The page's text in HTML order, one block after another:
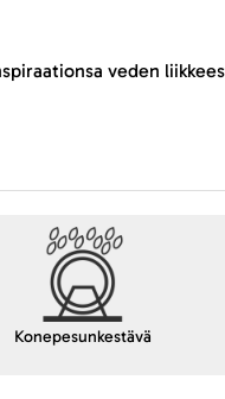
veden
Konepesunkestävä